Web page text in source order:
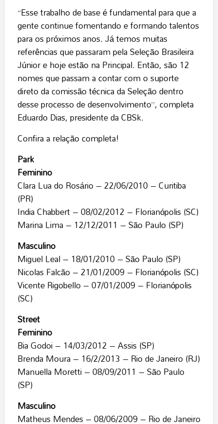
“Esse trabalho de base é fundamental para que a
gente continue fomentando e formando talentos
para os próximos anos. Já temos muitas
referências que passaram pela Seleção Brasileira
Júnior e hoje estão na Principal. Então, são 12
nomes que passam a contar com o suporte
direto da comissão técnica da Seleção dentro
desse processo de desenvolvimento”, completa
Eduardo Dias, presidente da CBSk.
Confira a relação completa!
Park
Feminino
Clara Lua do Rosário – 22/06/2010 – Curitiba
(PR)
India Chabbert – 08/02/2012 – Florianópolis (SC)
Marina Lima – 12/12/2011 – São Paulo (SP)
Masculino
Miguel Leal – 18/01/2010 – São Paulo (SP)
Nicolas Falcão – 21/01/2009 – Florianópolis (SC)
Vicente Rigobello – 07/01/2009 – Florianópolis
(SC)
Street
Feminino
Bia Godoi – 14/03/2012 – Assis (SP)
Brenda Moura – 16/2/2013 – Rio de Janeiro (RJ)
Manuella Moretti – 08/09/2011 – São Paulo
(SP)
Masculino
Matheus Mendes – 08/06/2009 – Rio de Janeiro